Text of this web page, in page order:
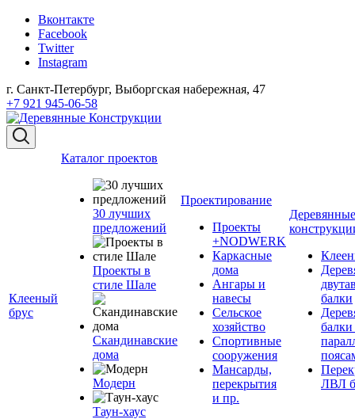
Вконтакте
Facebook
Twitter
Instagram
г. Санкт-Петербург, Выборгская набережная, 47
+7 921 945-06-58
Клееный
брус
Каталог проектов
30 лучших
предложений
Проекты в
стиле Шале
Скандинавские
дома
Модерн
Таун-хаус
Проектирование
Проекты
+NODWERK
Каркасные
дома
Ангары и
навесы
Сельское
хозяйство
Спортивные
сооружения
Мансарды,
перекрытия
и пр.
Деревянные
балки
балки
ЛВЛ